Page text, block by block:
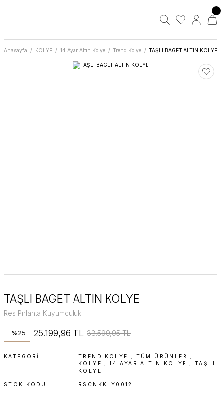
Anasayfa KOLYE 14 Ayar Altın Kolye Trend Kolye TAŞLI BAGET ALTIN KOLYE
TAŞLI BAGET ALTIN KOLYE
Res Pırlanta Kuyumculuk
-%25 25.199,96 TL 33.599,95 TL
KATEGORI TREND KOLYE TÜM ÜRÜNLER
KOLYE
,14 AYAR ALTIN KOLYE ,TAŞLI
KOLYE
STOK KODU RSCNKKLY0012